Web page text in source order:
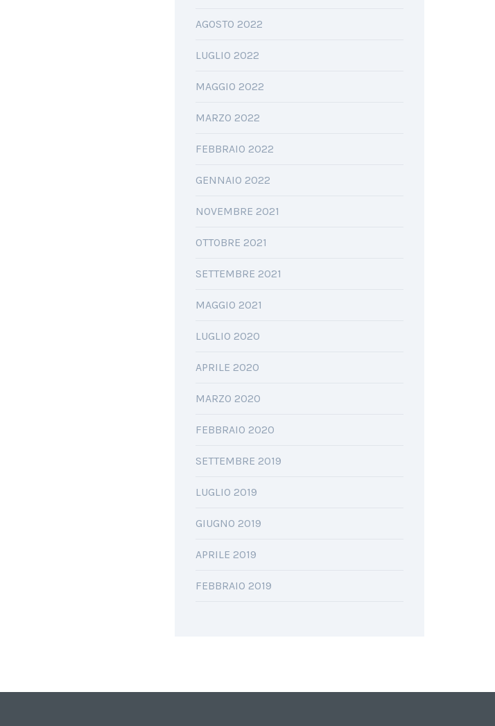
AGOSTO 2022
LUGLIO 2022
MAGGIO 2022
MARZO 2022
FEBBRAIO 2022
GENNAIO 2022
NOVEMBRE 2021
OTTOBRE 2021
SETTEMBRE 2021
MAGGIO 2021
LUGLIO 2020
APRILE 2020
MARZO 2020
FEBBRAIO 2020
SETTEMBRE 2019
LUGLIO 2019
GIUGNO 2019
APRILE 2019
FEBBRAIO 2019